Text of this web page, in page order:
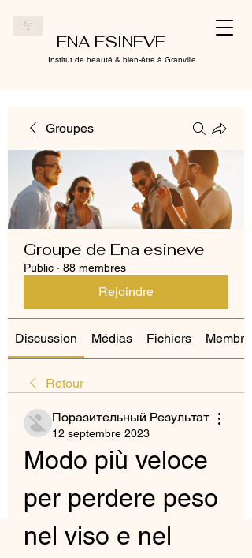
ENA ESINEVE
Institut de beauté & bien-être à Granville
Groupes
Groupe de Ena esineve
Public · 88 membres
Rejoindre
Discussion Médias Fichiers Membres
Retour
Поразительный Результат
12 septembre 2023
Modo più veloce
per perdere peso
nel viso e nel